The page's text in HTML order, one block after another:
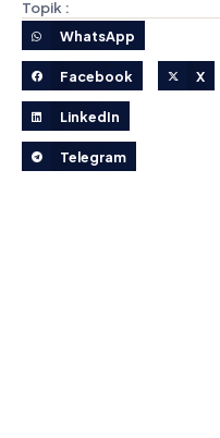
Topik :
WhatsApp
Facebook X
LinkedIn
Telegram